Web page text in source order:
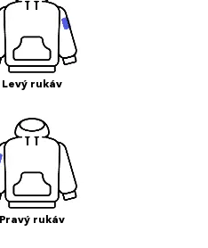
Levý rukáv
Pravý rukáv